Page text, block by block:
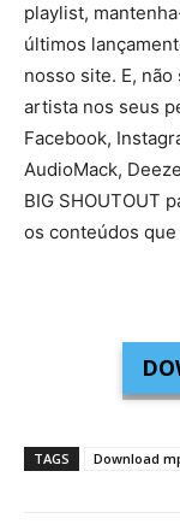
playlist,
últimos
nosso site. E,
artista nos seus
Facebook,
AudioMack,
BIG SHOUTOUT
os conteúdos
TAGS Download